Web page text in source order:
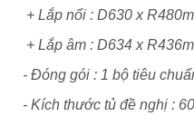
+ Lắp nổi : D630 x
+ Lắp âm : D634 x
- Đóng gói : 1 bộ tiêu
- Kích thước tủ đề nghị :